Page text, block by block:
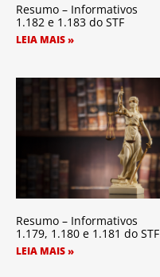
Resumo – Informativos
1.182 e 1.183 do STF
LEIA MAIS »
Resumo – Informativos
1.179, 1.180 e 1.181 do STF
LEIA MAIS »